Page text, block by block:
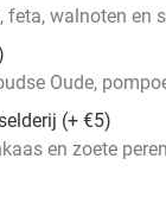
feta, walnoten en
Oude,
(+ €5)
en zoete